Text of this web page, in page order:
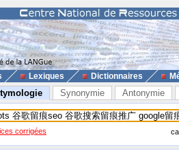
Lexiques Dictionnaires
Synonymie Antonymie
corrigées